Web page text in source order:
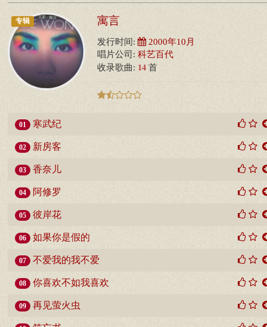
专辑 寓言
发行时间: 2000年10月
唱片公司: 科艺百代
收录歌曲: 14 首
01 寒武纪
02 新房客
03 香奈儿
04 阿修罗
05 彼岸花
06 如果你是假的
07 不爱我的我不爱
08 你喜欢不如我喜欢
09 再见萤火虫